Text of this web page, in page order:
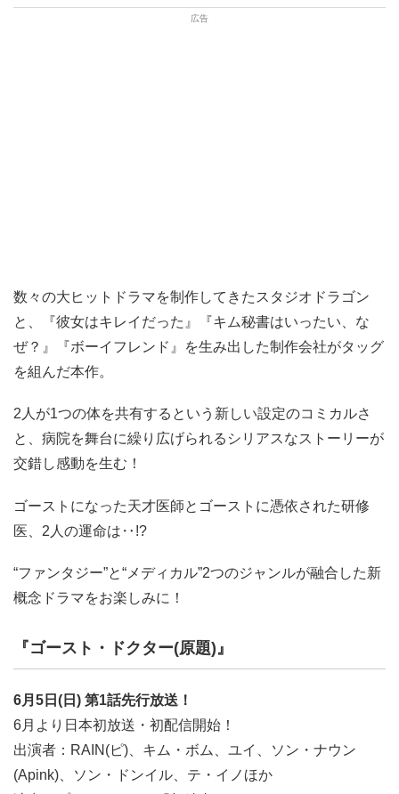
数々の大ヒットドラマを制作してきたスタジオドラゴン
と、『彼女はキレイだった』『キム秘書はいったい、な
ぜ？』『ボーイフレンド』を生み出した制作会社がタッグ
を組んだ本作。
2人が1つの体を共有するという新しい設定のコミカルさ
と、病院を舞台に繰り広げられるシリアスなストーリーが
交錯し感動を生む！
ゴーストになった天才医師とゴーストに憑依された研修
医、2人の運命は‥!?
“ファンタジー”と“メディカル”2つのジャンルが融合した新
概念ドラマをお楽しみに！
『ゴースト・ドクター(原題)』
6月5日(日) 第1話先行放送！
6月より日本初放送・初配信開始！
出演者：RAIN(ピ)、キム・ボム、ユイ、ソン・ナウン
(Apink)、ソン・ドンイル、テ・イノほか